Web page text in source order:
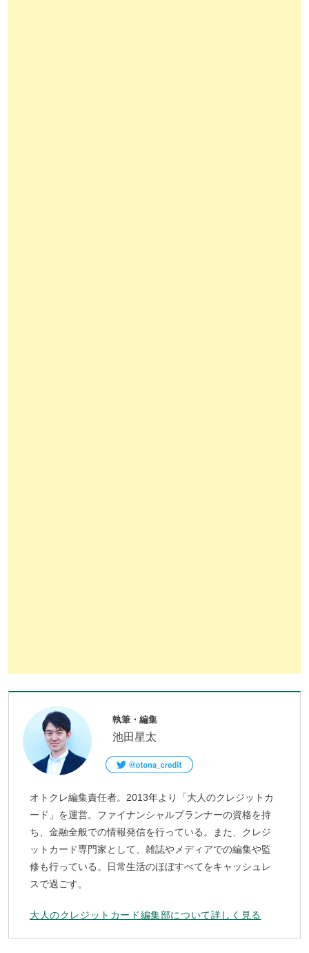
執筆・編集
池田星太
オトクレ編集責任者。2013年より「大人のクレジットカ
ード」を運営。ファイナンシャルプランナーの資格を持
ち、金融全般での情報発信を行っている。また、クレジ
ットカード専門家として、雑誌やメディアでの編集や監
修も行っている。日常生活のほぼすべてをキャッシュレ
スで過ごす。
大人のクレジットカード編集部について詳しく見る